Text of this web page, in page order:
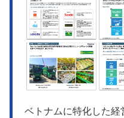
ベトナムに特化した